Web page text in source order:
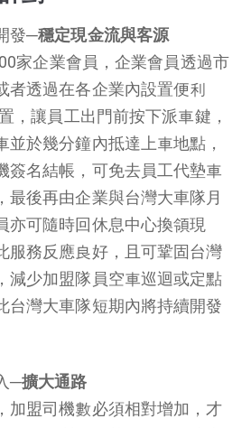
發─穩定現金流與客源
家企業會員 ，企業會員透過市
者透過在各企業內設置便利
，讓員工出門前按下派車鍵，
並於幾分鐘內抵達上車地點，
簽名結帳，可免去員工代墊車
最後再由企業與台灣大車隊月
亦可隨時回休息中心換領現
服務反應良好，且可鞏固台灣
減少加盟隊員空車巡迴或定點
台灣大車隊短期內將持續開發
─擴大通路
加盟司機數必須相對增加，才